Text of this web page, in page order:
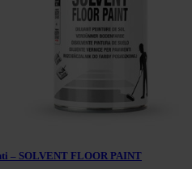
– SOLVENT FLOOR PAINT